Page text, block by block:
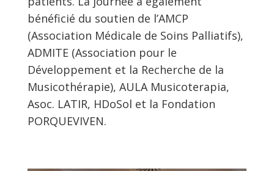
bénéficié du soutien de l’AMCP
(Association Médicale de Soins Palliatifs),
ADMITE (Association pour le
Développement et la Recherche de la
Musicothérapie), AULA Musicoterapia,
Asoc. LATIR, HDoSol et la Fondation
PORQUEVIVEN.